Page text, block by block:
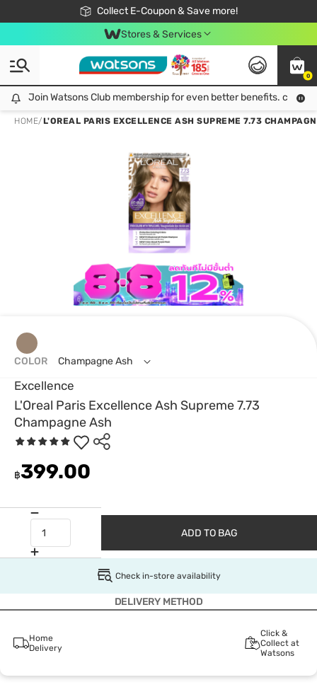
Collect E-Coupon & Save more!
🎉Extra 10% Off Your First Online Order!
📦Free Delivery when shop 499฿
Be Watsons member!
Stores & Services
0
Join Watsons Club membership for even better benefits. click!
Join Watsons Club membership for even better benefits. click!
HOME/L'OREAL PARIS EXCELLENCE ASH SUPREME 7.73
Excellence
L'Oreal Paris Excellence Ash Supreme 7.73
Champagne Ash
฿399.00
COLOR Champagne Ash
ADD TO BAG
Check in-store availability
DELIVERY METHOD
Home
Delivery
Click &
Collect at
Watsons